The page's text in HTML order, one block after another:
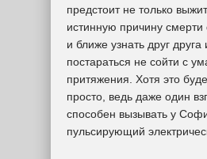
предстоит не только
истинную причину
и ближе узнать друг друга
постараться не сойти с
притяжения. Хотя это
просто, ведь даже один
способен вызывать у
пульсирующий